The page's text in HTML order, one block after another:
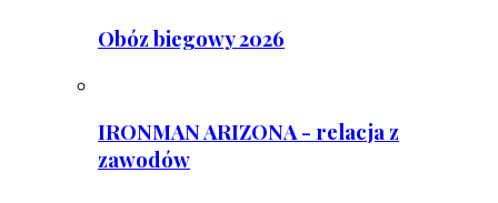
Obóz biegowy 2026
IRONMAN ARIZONA - relacja z
zawodów